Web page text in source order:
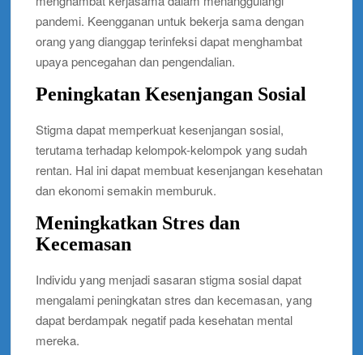
pandemi. Keengganan untuk bekerja sama dengan
orang yang dianggap terinfeksi dapat menghambat
upaya pencegahan dan pengendalian.
Peningkatan Kesenjangan Sosial
Stigma dapat memperkuat kesenjangan sosial,
terutama terhadap kelompok-kelompok yang sudah
rentan. Hal ini dapat membuat kesenjangan kesehatan
dan ekonomi semakin memburuk.
Meningkatkan Stres dan
Kecemasan
Individu yang menjadi sasaran stigma sosial dapat
mengalami peningkatan stres dan kecemasan, yang
dapat berdampak negatif pada kesehatan mental
mereka.